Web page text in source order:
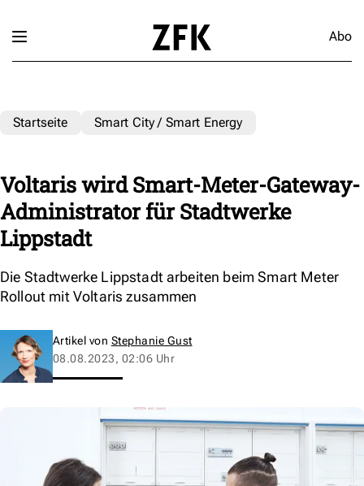
Abo
Startseite Smart City / Smart Energy
Voltaris wird Smart-Meter-Gateway-
Administrator für Stadtwerke
Lippstadt
Die Stadtwerke Lippstadt arbeiten beim Smart Meter
Rollout mit Voltaris zusammen
Artikel von Stephanie Gust
08.08.2023, 02:06 Uhr